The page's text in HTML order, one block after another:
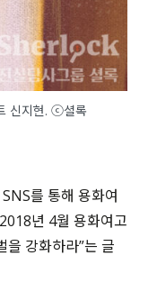
신지현. ⓒ셜록
를 통해 용화여
년 4월 용화여고
을 강화하라”는 글